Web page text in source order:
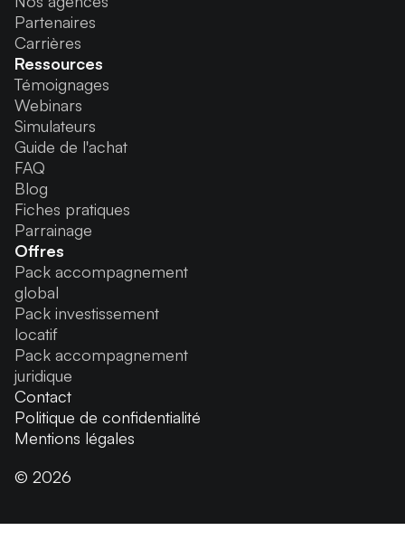
Partenaires
Carrières
Ressources
Témoignages
Webinars
Simulateurs
Guide de l'achat
FAQ
Blog
Fiches pratiques
Parrainage
Offres
Pack accompagnement
global
Pack investissement
locatif
Pack accompagnement
juridique
© 2026
Contact
Politique de confidentialité
Mentions légales